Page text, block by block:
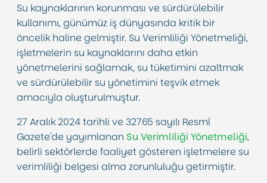
Su kaynaklarının korunması ve sürdürülebilir
kullanımı, günümüz iş dünyasında kritik bir
öncelik haline gelmiştir. Su Verimliliği Yönetmeliği,
işletmelerin su kaynaklarını daha etkin
yönetmelerini sağlamak, su tüketimini azaltmak
ve sürdürülebilir su yönetimini teşvik etmek
amacıyla oluşturulmuştur.
27 Aralık 2024 tarihli ve 32765 sayılı Resmî
Gazete'de yayımlanan Su Verimliliği Yönetmeliği,
belirli sektörlerde faaliyet gösteren işletmelere su
verimliliği belgesi alma zorunluluğu getirmiştir.